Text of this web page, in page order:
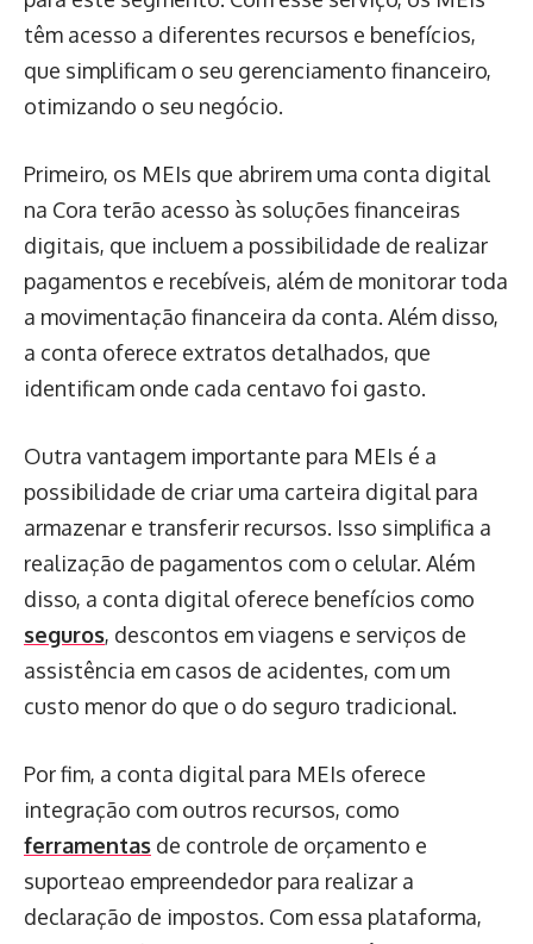
têm acesso a diferentes recursos e benefícios,
que simplificam o seu gerenciamento financeiro,
otimizando o seu negócio.
Primeiro, os MEIs que abrirem uma conta digital
na Cora terão acesso às soluções financeiras
digitais, que incluem a possibilidade de realizar
pagamentos e recebíveis, além de monitorar toda
a movimentação financeira da conta. Além disso,
a conta oferece extratos detalhados, que
identificam onde cada centavo foi gasto.
Outra vantagem importante para MEIs é a
possibilidade de criar uma carteira digital para
armazenar e transferir recursos. Isso simplifica a
realização de pagamentos com o celular. Além
disso, a conta digital oferece benefícios como
seguros, descontos em viagens e serviços de
assistência em casos de acidentes, com um
custo menor do que o do seguro tradicional.
Por fim, a conta digital para MEIs oferece
integração com outros recursos, como
ferramentas de controle de orçamento e
suporteao empreendedor para realizar a
declaração de impostos. Com essa plataforma,